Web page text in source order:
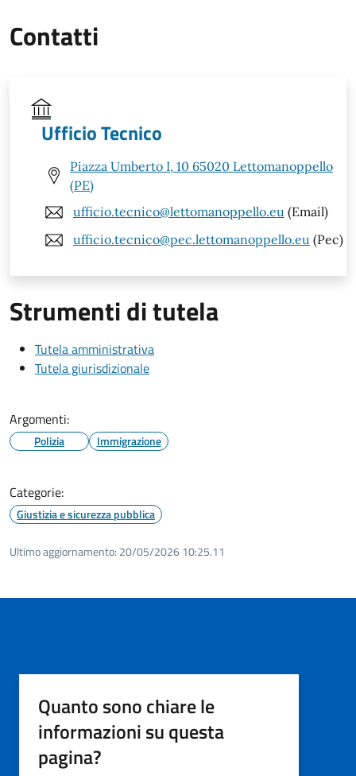
Contatti
Ufficio Tecnico
Piazza Umberto I, 10 65020 Lettomanoppello
(PE)
ufficio.tecnico@lettomanoppello.eu (Email)
ufficio.tecnico@pec.lettomanoppello.eu (Pec)
Strumenti di tutela
Tutela amministrativa
Tutela giurisdizionale
Argomenti:
Polizia Immigrazione
Categorie:
Giustizia e sicurezza pubblica
Ultimo aggiornamento: 20/05/2026 10:25.11
Quanto sono chiare le
informazioni su questa
pagina?